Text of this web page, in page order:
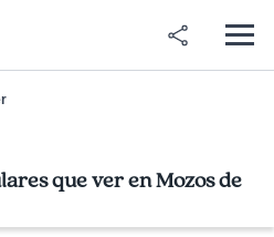
que ver en Mozos de